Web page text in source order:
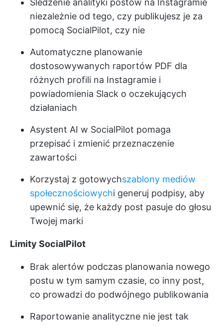
Śledzenie analityki postów na Instagramie
niezależnie od tego, czy publikujesz je za
pomocą SocialPilot, czy nie
Automatyczne planowanie
dostosowywanych raportów PDF dla
różnych profili na Instagramie i
powiadomienia Slack o oczekujących
działaniach
Asystent AI w SocialPilot pomaga
przepisać i zmienić przeznaczenie
zawartości
Korzystaj z gotowychszablony mediów
społecznościowychi generuj podpisy, aby
upewnić się, że każdy post pasuje do głosu
Twojej marki
Limity SocialPilot
Brak alertów podczas planowania nowego
postu w tym samym czasie, co inny post,
co prowadzi do podwójnego publikowania
Raportowanie analityczne nie jest tak